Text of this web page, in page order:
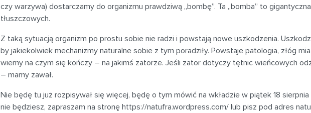
czy warzywa) dostarczamy do organizmu prawdziwą „bombę”. Ta „bomba” to
tłuszczowych.
Z taką sytuacją organizm po prostu sobie nie radzi i powstają nowe uszkodzenia.
by jakiekolwiek mechanizmy naturalne sobie z tym poradziły. Powstaje patologia, złóg
wiemy na czym się kończy – na jakimś zatorze. Jeśli zator dotyczy tętnic wieńcowych
– mamy zawał.
Nie będę tu już rozpisywał się więcej, będę o tym mówić na wkładzie w piątek 18 sierpnia
nie będziesz, zapraszam na stronę https://natufra.wordpress.com/ lub pisz pod adres